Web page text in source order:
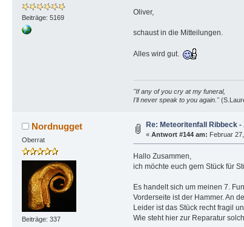
Beiträge: 5169
Oliver,
schaust in die Mitteilungen.
Alles wird gut.
"If any of you cry at my funeral,
I'll never speak to you again."
Nordnugget
Oberrat
Beiträge: 337
Re: Meteoritenfall Ribbeck
« Antwort #144 am: Februar
Hallo Zusammen,
ich möchte euch gern Stück für
Es handelt sich um meinen 7.
Vorderseite ist der Hammer. An
Leider ist das Stück recht fragil
Wie steht hier zur Reparatur